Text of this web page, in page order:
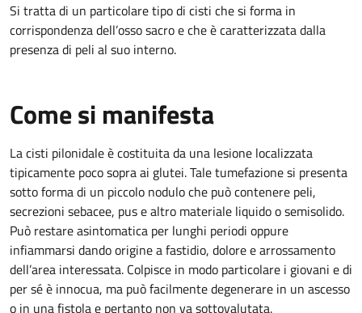
Si tratta di un particolare tipo di cisti che si forma in
corrispondenza dell’osso sacro e che è caratterizzata dalla
presenza di peli al suo interno.
Come si manifesta
La cisti pilonidale è costituita da una lesione localizzata
tipicamente poco sopra ai glutei. Tale tumefazione si presenta
sotto forma di un piccolo nodulo che può contenere peli,
secrezioni sebacee, pus e altro materiale liquido o semisolido.
Può restare asintomatica per lunghi periodi oppure
infiammarsi dando origine a fastidio, dolore e arrossamento
dell’area interessata. Colpisce in modo particolare i giovani e di
per sé è innocua, ma può facilmente degenerare in un ascesso
o in una fistola e pertanto non va sottovalutata.